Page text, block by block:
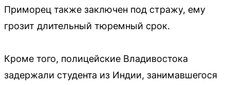
Приморец также заключен под стражу, ему
грозит длительный тюремный срок.
Кроме того, полицейские Владивостока
задержали студента из Индии, занимавшегося